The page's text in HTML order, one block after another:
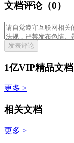
文档评论（0）
发表评论
1亿VIP精品文档
更多 >
相关文档
更多 >